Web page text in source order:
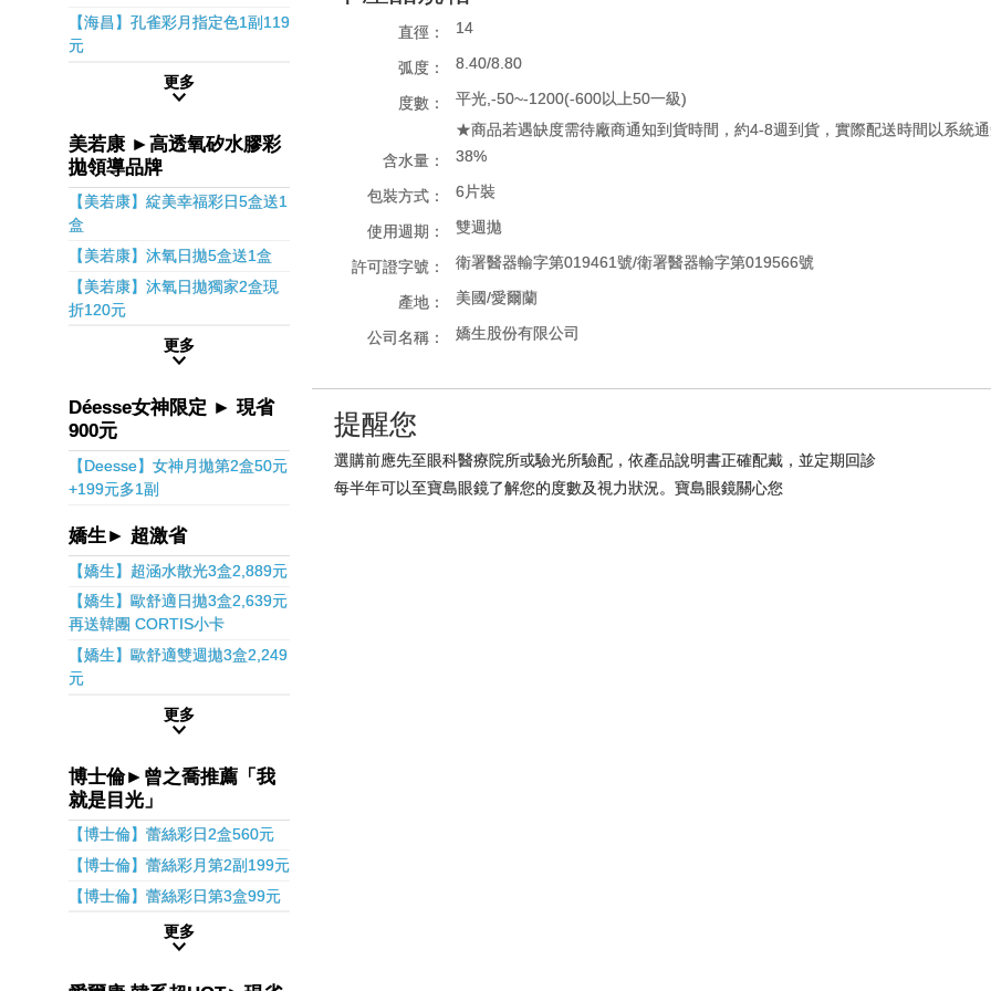
【海昌】孔雀彩月指定色1副119
元
更多
美若康 ►高透氧矽水膠彩
拋領導品牌
【美若康】綻美幸福彩日5盒送1
盒
【美若康】沐氧日拋5盒送1盒
【美若康】沐氧日拋獨家2盒現
折120元
更多
Déesse女神限定 ► 現省
900元
【Deesse】女神月拋第2盒50元
+199元多1副
嬌生► 超激省
【嬌生】超涵水散光3盒2,889元
【嬌生】歐舒適日拋3盒2,639元
再送韓團 CORTIS小卡
【嬌生】歐舒適雙週拋3盒2,249
元
更多
博士倫►曾之喬推薦「我
就是目光」
【博士倫】蕾絲彩日2盒560元
【博士倫】蕾絲彩月第2副199元
【博士倫】蕾絲彩日第3盒99元
更多
直徑： 14
弧度： 8.40/8.80
度數：
平光,-50~-1200(-600以上50一級)
★商品若遇缺度需待廠商通知到貨時間，約4-8週到貨，實際配送時間以系統
含水量：
38%
包裝方式： 6片裝
使用週期： 雙週拋
許可證字號： 衛署醫器輸字第019461號/衛署醫器輸字第019566號
產地： 美國/愛爾蘭
公司名稱： 嬌生股份有限公司
提醒您
選購前應先至眼科醫療院所或驗光所驗配，依產品說明書正確配戴，並定期回診
每半年可以至寶島眼鏡了解您的度數及視力狀況。寶島眼鏡關心您